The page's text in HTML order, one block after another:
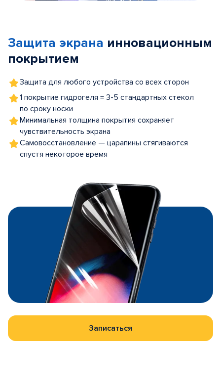
5
Защита экрана инновационным
покрытием
Защита для любого устройства со всех сторон
1 покрытие гидрогеля = 3-5 стандартных стекол
по сроку носки
Минимальная толщина покрытия сохраняет
чувствительность экрана
Самовосстановление — царапины стягиваются
спустя некоторое время
Записаться